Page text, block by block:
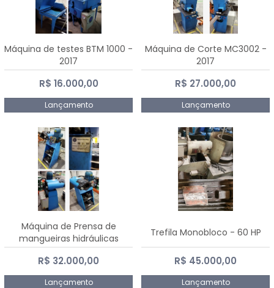
Máquina de testes BTM 1000 -
2017
R$ 16.000,00
Lançamento
Máquina de Corte MC3002 -
2017
R$ 27.000,00
Lançamento
Máquina de Prensa de
mangueiras hidráulicas
PE50TF - 2017
R$ 32.000,00
Lançamento
Trefila Monobloco - 60 HP
R$ 45.000,00
Lançamento